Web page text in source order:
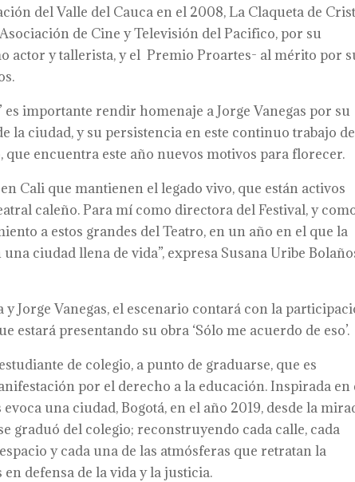
del Valle del Cauca en el 2008, La Claqueta de
de Cine y Televisión del Pacifico, por su
actor y tallerista, y el Premio Proartes- al mérito por
es importante rendir homenaje a Jorge Vanegas por su
la ciudad, y su persistencia en este continuo trabajo de
encuentra este año nuevos motivos para florecer.
Cali que mantienen el legado vivo, que están activos
caleño. Para mí como directora del Festival, y
a estos grandes del Teatro, en un año en el que la
ciudad llena de vida”, expresa Susana Uribe
Jorge Vanegas, el escenario contará con la
estará presentando su obra ‘Sólo me acuerdo de eso’.
de colegio, a punto de graduarse, que es
por el derecho a la educación. Inspirada en
una ciudad, Bogotá, en el año 2019, desde la
graduó del colegio; reconstruyendo cada calle, cada
y cada una de las atmósferas que retratan la
defensa de la vida y la justicia.